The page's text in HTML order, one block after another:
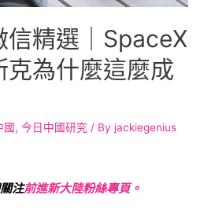
信精選｜SpaceX
克為什麼這麼成
國, 今日中國研究 / By jackiegenius
注前進新大陸粉絲專頁。